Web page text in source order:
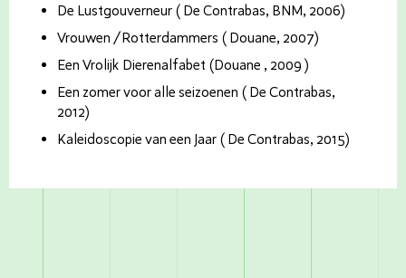
De Lustgouverneur ( De Contrabas, BNM, 2006)
Vrouwen /Rotterdammers ( Douane, 2007)
Een Vrolijk Dierenalfabet (Douane , 2009 )
Een zomer voor alle seizoenen ( De Contrabas,
2012)
Kaleidoscopie van een Jaar ( De Contrabas, 2015)